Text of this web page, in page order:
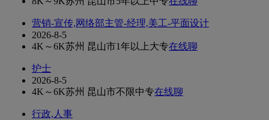
营销-宣传,网络部主管-经理,美工-平面设计
2026-8-5
4K～6K苏州 昆山市1年以上大专在线聊
护士
2026-8-5
4K～6K苏州 昆山市不限中专在线聊
行政,人事